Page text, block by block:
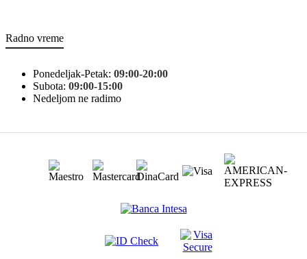
Radno vreme
Ponedeljak-Petak: 09:00-20:00
Subota: 09:00-15:00
Nedeljom ne radimo